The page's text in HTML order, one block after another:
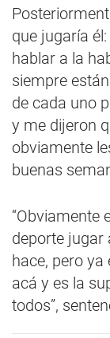
que jugaría
hablar a la
siempre
de cada uno
y me dijeron
obviamente
buenas
“Obviamente
deporte jugar
hace, pero
acá y es la
todos”,